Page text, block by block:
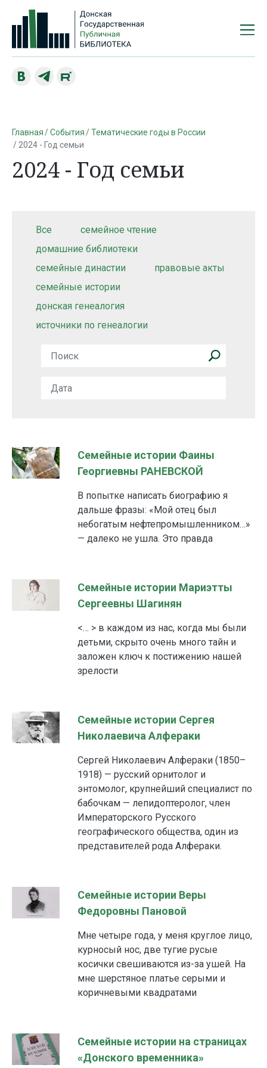
Главная События
Тематические годы в России
2024 - Год семьи
2024 - Год семьи
Все
семейное чтение
домашние библиотеки
семейные династии
правовые акты
семейные истории
донская генеалогия
источники по генеалогии
Семейные истории Фаины
Георгиевны РАНЕВСКОЙ
В попытке написать биографию я
дальше фразы: «Мой отец был
небогатым нефтепромышленником…»
— далеко не ушла. Это правда
Семейные истории Мариэтты
Сергеевны Шагинян
<… > в каждом из нас, когда мы были
детьми, скрыто очень много тайн и
заложен ключ к постижению нашей
зрелости
Семейные истории Сергея
Николаевича Алфераки
Сергей Николаевич Алфераки (1850–
1918) — русский орнитолог и
энтомолог, крупнейший специалист по
бабочкам — лепидоптеролог, член
Императорского Русского
географического общества, один из
представителей рода Алфераки.
Семейные истории Веры
Федоровны Пановой
Мне четыре года, у меня круглое лицо,
курносый нос, две тугие русые
косички свешиваются из-за ушей. На
мне шерстяное платье серыми и
коричневыми квадратами
Семейные истории на страницах
«Донского временника»